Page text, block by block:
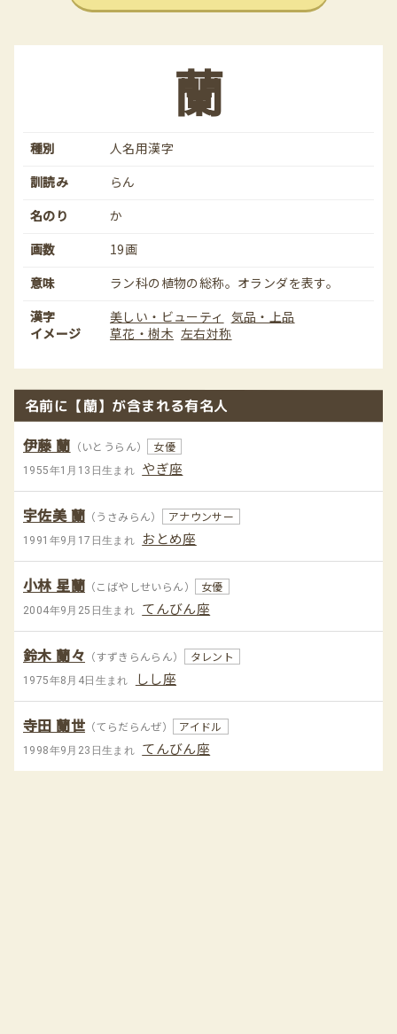
蘭
種別
人名用漢字
訓読み
らん
名のり
か
画数
19画
意味
ラン科の植物の総称。オランダを表す。
漢字
イメージ
美しい・ビューティ 気品・上品
草花・樹木 左右対称
名前に【蘭】が含まれる有名人
伊藤 蘭 （いとうらん） 女優
1955年1月13日生まれ やぎ座
宇佐美 蘭 （うさみらん） アナウンサー
1991年9月17日生まれ おとめ座
小林 星蘭 （こばやしせいらん） 女優
2004年9月25日生まれ てんびん座
鈴木 蘭々 （すずきらんらん） タレント
1975年8月4日生まれ しし座
寺田 蘭世 （てらだらんぜ） アイドル
1998年9月23日生まれ てんびん座